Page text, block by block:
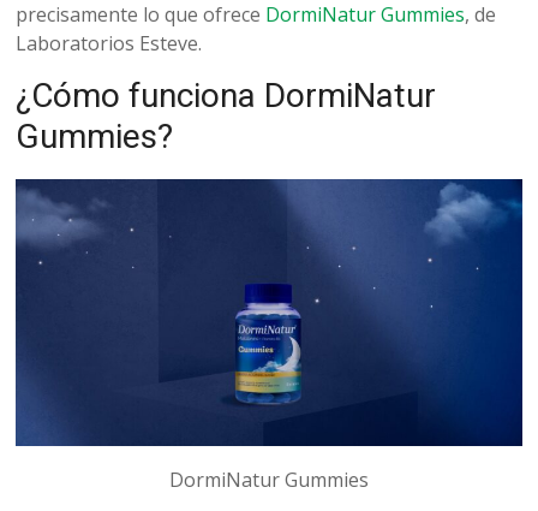
precisamente lo que ofrece DormiNatur Gummies, de
Laboratorios Esteve.
¿Cómo funciona DormiNatur
Gummies?
DormiNatur Gummies